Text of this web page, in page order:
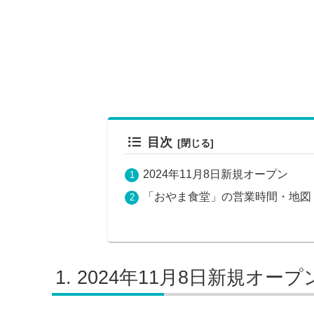
目次
2024年11月8日新規オープン
「おやま食堂」の営業時間・地図
2024年11月8日新規オープ